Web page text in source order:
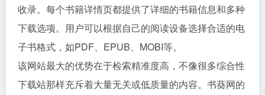
收录。每个书籍详情页都提供了详细的书籍信息和多种
下载选项。用户可以根据自己的阅读设备选择合适的电
子书格式，如PDF、EPUB、MOBI等。
该网站最大的优势在于检索精准度高，不像很多综合性
下载站那样充斥着大量无关或低质量的内容。书葵网的